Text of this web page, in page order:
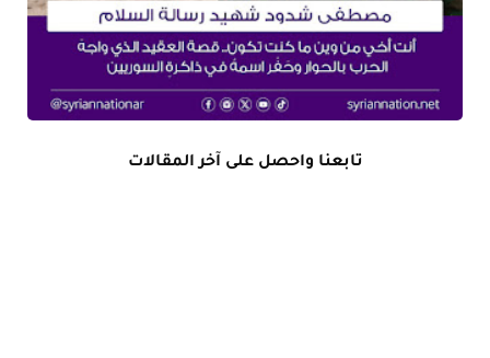
تابعنا واحصل على آخر المقالات